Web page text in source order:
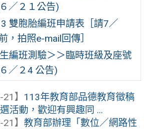
／２１公告)
雙胞胎編班申請表［請7／
，拍照e-mail回傳］
編班測驗＞＞臨時班級及座號
／２4 公告)
】 113年教育部品德教育徵稿
活動，歡迎有興趣同 ...
】 教育部辦理「數位／網路性